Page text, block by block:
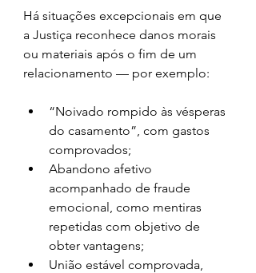
Há situações excepcionais em que
a Justiça reconhece danos morais
ou materiais após o fim de um
relacionamento — por exemplo:
“Noivado rompido às vésperas
do casamento”, com gastos
comprovados;
Abandono afetivo
acompanhado de fraude
emocional, como mentiras
repetidas com objetivo de
obter vantagens;
União estável comprovada,